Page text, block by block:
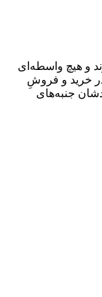
و هیچ واسطه‌ای
خرید و فروشِ
جنبه‌های